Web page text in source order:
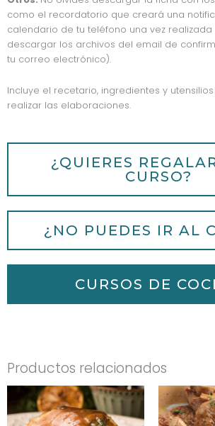
como el recordatorio que creará una
calendario de tu teléfono una vez
descargar los archivos del email de
tu correo electrónico).
Incluye el recetario, ingredientes y
realizar las elaboraciones.
¿QUIERES
CURSO?
¿NO PUEDES IR AL
CURSOS DE
Productos relacionados
Este
producto
tiene